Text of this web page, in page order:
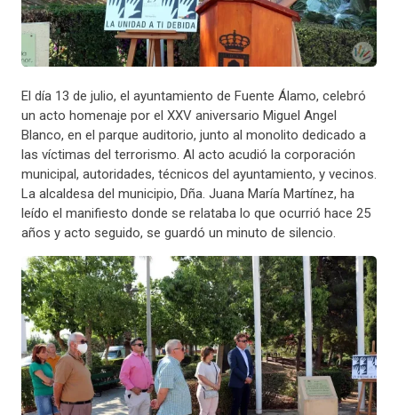
El día 13 de julio, el ayuntamiento de Fuente Álamo, celebró
un acto homenaje por el XXV aniversario Miguel Angel
Blanco, en el parque auditorio, junto al monolito dedicado a
las víctimas del terrorismo. Al acto acudió la corporación
municipal, autoridades, técnicos del ayuntamiento, y vecinos.
La alcaldesa del municipio, Dña. Juana María Martínez, ha
leído el manifiesto donde se relataba lo que ocurrió hace 25
años y acto seguido, se guardó un minuto de silencio.